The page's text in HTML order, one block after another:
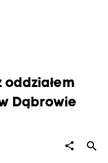
Dąbrowie
share search